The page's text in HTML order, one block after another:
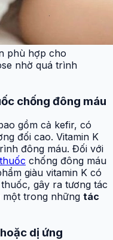
phù hợp cho
nhờ quá trình
chống đông máu
gồm cả kefir, có
đối cao. Vitamin K
đông máu. Đối với
thuốc chống đông máu
giàu vitamin K có
gây ra tương tác
trong những tác
dị ứng